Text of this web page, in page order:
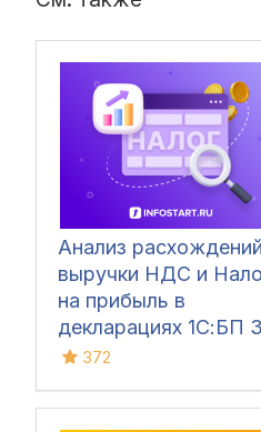
Анализ расхождений
выручки НДС и
на прибыль в
декларациях 1С:БП
ПРОФ и КОРП/КА 2.5/
372